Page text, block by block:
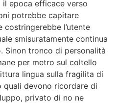
il epoca efficace verso
potrebbe capitare
costringerebbe l’utente
smisuratamente continua
Sinon tronco di personalità
per metro sul coltello
lingua sulla fragilita di
devono ricordare di
privato di no ne